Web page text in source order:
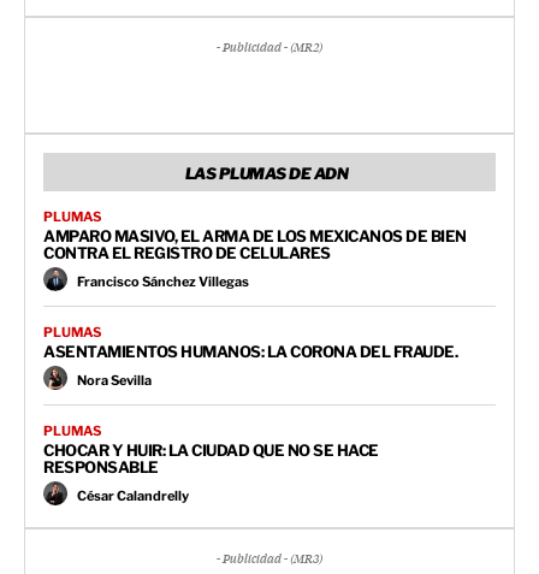
- Publicidad - (MR2)
LAS PLUMAS DE ADN
PLUMAS
AMPARO MASIVO, EL ARMA DE LOS MEXICANOS DE BIEN
CONTRA EL REGISTRO DE CELULARES
Francisco Sánchez Villegas
PLUMAS
ASENTAMIENTOS HUMANOS: LA CORONA DEL FRAUDE.
Nora Sevilla
PLUMAS
CHOCAR Y HUIR: LA CIUDAD QUE NO SE HACE
RESPONSABLE
César Calandrelly
- Publicidad - (MR3)